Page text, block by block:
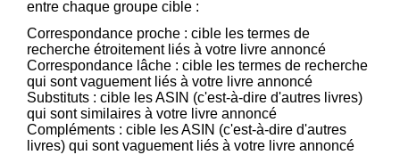
entre chaque groupe cible :
Correspondance proche : cible les termes de
recherche étroitement liés à votre livre annoncé
Correspondance lâche : cible les termes de recherche
qui sont vaguement liés à votre livre annoncé
Substituts : cible les ASIN (c'est-à-dire d'autres livres)
qui sont similaires à votre livre annoncé
Compléments : cible les ASIN (c'est-à-dire d'autres
livres) qui sont vaguement liés à votre livre annoncé